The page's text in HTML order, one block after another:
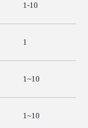
1-10
1
1~10
1~10